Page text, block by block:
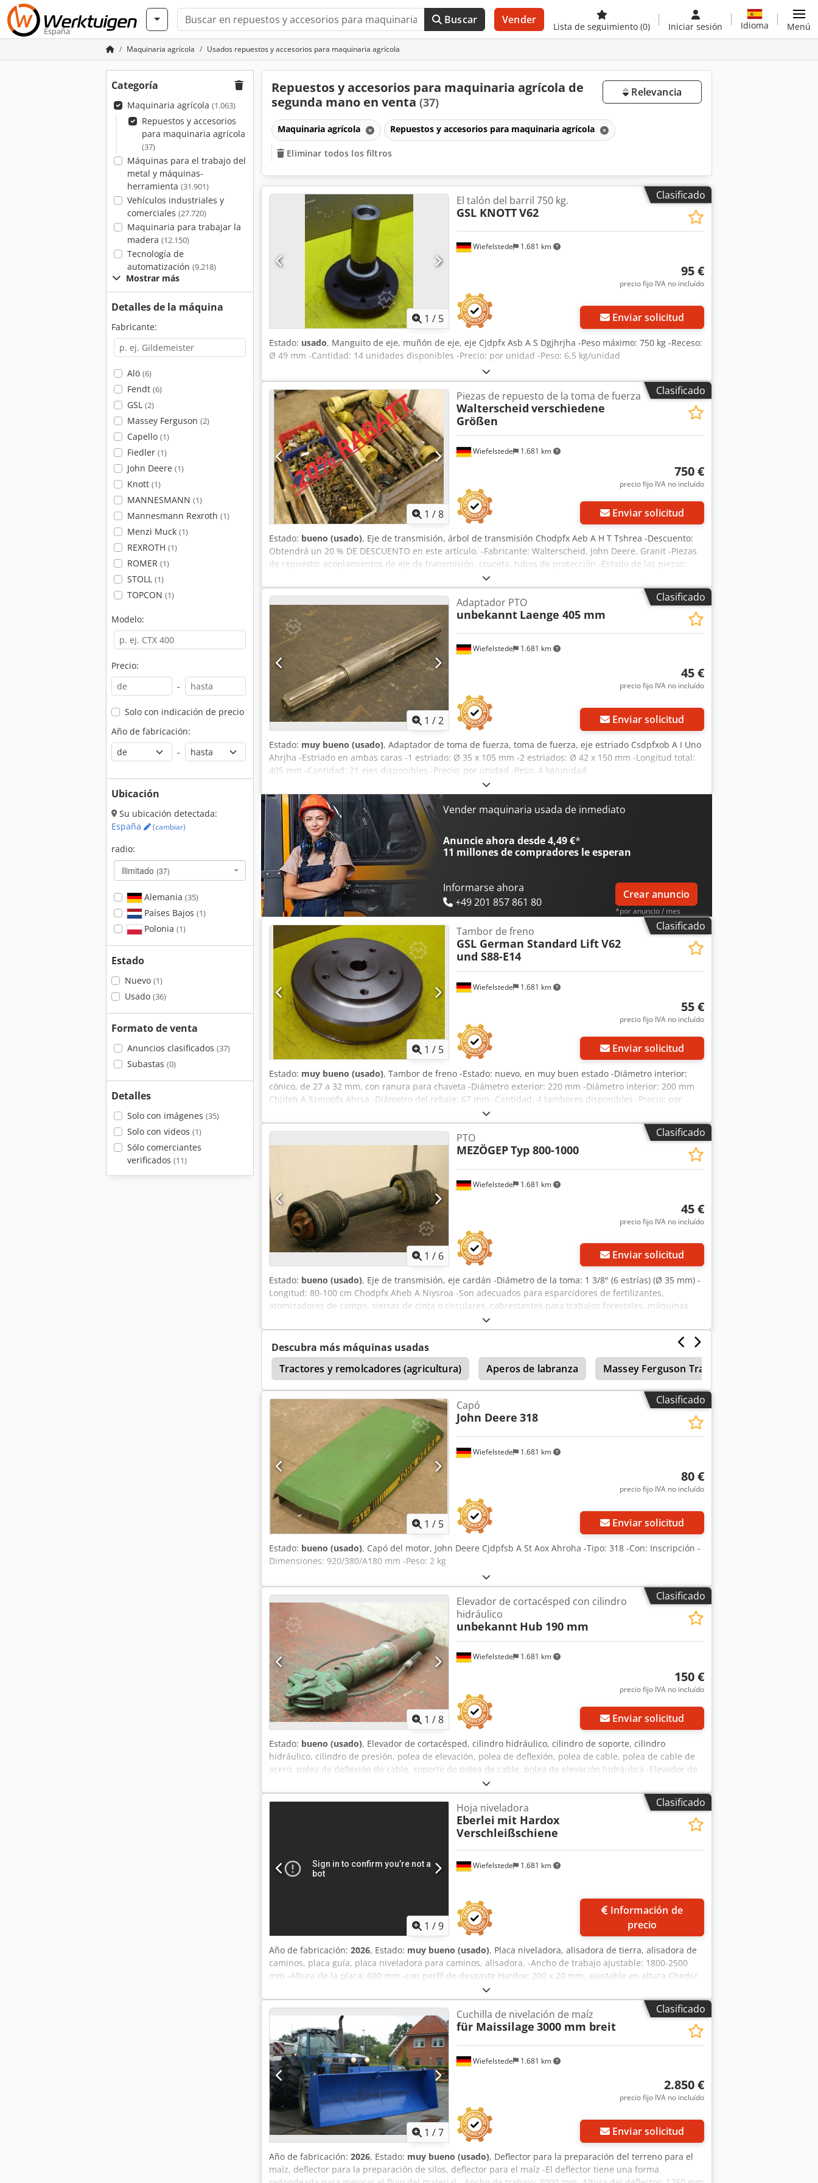
España
Buscar Vender
Lista de seguimiento (0) Iniciar sesión Idioma Menú
Maquinaria agrícola Usados repuestos y accesorios para maquinaria agrícola
Categoría
Maquinaria agrícola (1.063)
Repuestos y accesorios
para maquinaria agrícola
(37)
Máquinas para el trabajo del
metal y máquinas-
herramienta (31.901)
Vehículos industriales y
comerciales (27.720)
Maquinaria para trabajar la
madera (12.150)
Tecnología de
automatización (9.218)
Mostrar más
Detalles de la máquina
Fabricante:
Alö (6)
Fendt (6)
GSL (2)
Massey Ferguson (2)
Capello (1)
Fiedler (1)
John Deere (1)
Knott (1)
MANNESMANN (1)
Mannesmann Rexroth (1)
Menzi Muck (1)
REXROTH (1)
ROMER (1)
STOLL (1)
TOPCON (1)
Modelo:
Precio:
-
Solo con indicación de precio
Año de fabricación:
-
Ubicación
Su ubicación detectada:
España
(cambiar)
radio:
Ilimitado (37)
Alemania (35)
Países Bajos (1)
Polonia (1)
Estado
Nuevo (1)
Usado (36)
Formato de venta
Anuncios clasificados (37)
Subastas (0)
Detalles
Solo con imágenes (35)
Solo con videos (1)
Sólo comerciantes
verificados (11)
Repuestos y accesorios para maquinaria agrícola de
segunda mano en venta (37)
Relevancia
Maquinaria agrícola Repuestos y accesorios para maquinaria agrícola
Eliminar todos los filtros
Clasificado
1 / 5
Wiefelstede 1.681 km
El talón del barril 750 kg.
GSL KNOTTV62
95 €
precio fijo IVA no incluído
Enviar solicitud
Estado: usado, Manguito de eje, muñón de eje, eje Cjdpfx Asb A S Dgjhrjha -Peso máximo: 750 kg -Receso:
Ø 49 mm -Cantidad: 14 unidades disponibles -Precio: por unidad -Peso: 6,5 kg/unidad
Clasificado
1 /8
Wiefelstede 1.681 km
Piezas de repuesto de la toma de fuerza
Walterscheid verschiedene
Größen
750 €
precio fijo IVA no incluído
Enviar solicitud
Estado: bueno (usado), Eje de transmisión, árbol de transmisión Chodpfx Aeb A H T Tshrea -Descuento:
Obtendrá un 20 % DE DESCUENTO en este artículo. -Fabricante: Walterscheid, John Deere, Granit -Piezas
de repuesto: acoplamientos de eje de transmisión, cruceta, tubos de protección -Estado de las piezas:
nuevas y usadas -Venta: solo en su conjunto -Precio: precio total -Peso, embalaje incluido: 425 kg
Clasificado
Pedir más fotos
1 /2
Wiefelstede 1.681 km
Adaptador PTO
unbekannt Laenge 405 mm
45 €
precio fijo IVA no incluído
Enviar solicitud
Estado: muy bueno (usado), Adaptador de toma de fuerza, toma de fuerza, eje estriado Csdpfxob A I Uno
Ahrjha -Estriado en ambas caras -1 estriado: Ø 35 x 105 mm -2 estriados: Ø 42 x 150 mm -Longitud total:
405 mm -Cantidad: 21 ejes disponibles -Precio: por unidad -Peso: 4 kg/unidad
Vender maquinaria usada de inmediato
Anuncie ahora desde 4,49 €*
11 millones de compradores le esperan
Informarse ahora
+49 201 857 861 80
Crear anuncio
*por anuncio / mes
Clasificado
1 / 5
Wiefelstede 1.681 km
Tambor de freno
GSL German Standard LiftV62
und S88-E14
55 €
precio fijo IVA no incluído
Enviar solicitud
Estado: muy bueno (usado), Tambor de freno -Estado: nuevo, en muy buen estado -Diámetro interior:
cónico, de 27 a 32 mm, con ranura para chaveta -Diámetro exterior: 220 mm -Diámetro interior: 200 mm
Chjdeb A Szmopfx Ahrsa -Diámetro del rebaje: 67 mm -Cantidad: 4 tambores disponibles -Precio: por
Clasificado
1 / 6
Wiefelstede 1.681 km
PTO
MEZÖGEPTyp 800-1000
45 €
precio fijo IVA no incluído
Enviar solicitud
Estado: bueno (usado), Eje de transmisión, eje cardán -Diámetro de la toma: 1 3/8" (6 estrías) (Ø 35 mm) -
Longitud: 80-100 cm Chodpfx Aheb A Niysroa -Son adecuados para esparcidores de fertilizantes,
atomizadores de campo, sierras de cinta o circulares, cabrestantes para trabajos forestales, máquinas
para partir leña, volteadores de heno, rastrillos rotativos, remolques y muchos otros implementos -
Cantidad: 10 ejes de transmisión disponibles -Precio: por unidad -Peso: 16 kg/unidad
Descubra más máquinas usadas
Tractores y remolcadores (agricultura)
Aperos de labranza Massey Ferguson Tractores
Clasificado
1 / 5
Wiefelstede 1.681 km
Capó
John Deere 318
80 €
precio fijo IVA no incluído
Enviar solicitud
Estado: bueno (usado), Capó del motor, John Deere Cjdpfsb A St Aox Ahroha -Tipo: 318 -Con: Inscripción -
Dimensiones: 920/380/A180 mm -Peso: 2 kg
Clasificado
1 /8
Wiefelstede 1.681 km
Elevador de cortacésped con cilindro
hidráulico
unbekannt Hub 190 mm
150 €
precio fijo IVA no incluído
Enviar solicitud
Estado: bueno (usado), Elevador de cortacésped, cilindro hidráulico, cilindro de soporte, cilindro
hidráulico, cilindro de presión, polea de elevación, polea de deflexión, polea de cable, polea de cable de
acero, polea de deflexión de cable, soporte de polea de cable, polea de elevación hidráulica -Elevador de
segadora: Rodillo elevador con cilindro hidráulico -Cilindro hidráulico: Bosch carrera 190 mm -Número: 2x
elevadores de cortacésped disponibles -Precio: por pieza -Dimensiones de transporte: 480/130/H67 mm
Clasificado
1 /9
Wiefelstede 1.681 km
Hoja niveladora
Eberlei mit Hardox
Verschleißschiene
precio
Año de fabricación: 2026, Estado: muy bueno (usado), Placa niveladora, alisadora de tierra, alisadora de
caminos, placa guía, placa niveladora para caminos, alisadora. -Ancho de trabajo ajustable: 1800-2500
mm -Altura de la placa: 600 mm -con perfil de desgaste Hardox: 200 x 20 mm, ajustable en altura Chedsc
Iqrdepfx Ahrja -con 2 alisadores: de Hardox, ajustable en ángulo -Plazo de entrega: aproximadamente 4
semanas -Dimensiones: 1800/1900/A1500 mm -Peso: 1000 kg
Clasificado
1 /7
Wiefelstede 1.681 km
Cuchilla de nivelación de maíz
für Maissilage 3000 mm breit
2.850 €
precio fijo IVA no incluído
Enviar solicitud
Año de fabricación: 2026, Estado: muy bueno (usado), Deflector para la preparación del terreno para el
maíz, deflector para la preparación de silos, deflector para el maíz -El deflector tiene una forma